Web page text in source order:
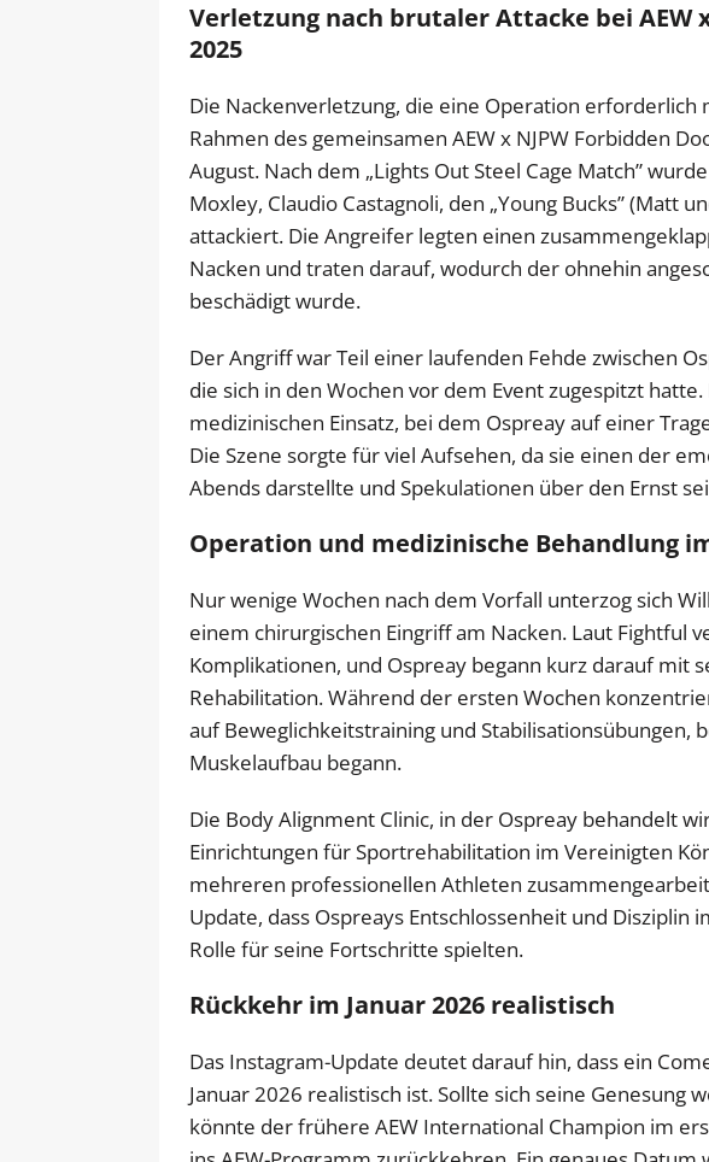
Verletzung nach brutaler Attacke bei AEW
2025
Die Nackenverletzung, die eine Operation erforderlich
Rahmen des gemeinsamen AEW x NJPW Forbidden
August. Nach dem „Lights Out Steel Cage Match”
Moxley, Claudio Castagnoli, den „Young Bucks” (Matt
attackiert. Die Angreifer legten einen
Nacken und traten darauf, wodurch der ohnehin
beschädigt wurde.
Der Angriff war Teil einer laufenden Fehde zwischen
die sich in den Wochen vor dem Event zugespitzt
medizinischen Einsatz, bei dem Ospreay auf einer
Die Szene sorgte für viel Aufsehen, da sie einen der
Abends darstellte und Spekulationen über den Ernst
Operation und medizinische Behandlung
Nur wenige Wochen nach dem Vorfall unterzog sich
einem chirurgischen Eingriff am Nacken. Laut Fightful
Komplikationen, und Ospreay begann kurz darauf mit
Rehabilitation. Während der ersten Wochen
auf Beweglichkeitstraining und Stabilisationsübungen,
Muskelaufbau begann.
Die Body Alignment Clinic, in der Ospreay behandelt
Einrichtungen für Sportrehabilitation im Vereinigten
mehreren professionellen Athleten
Update, dass Ospreays Entschlossenheit und Disziplin
Rolle für seine Fortschritte spielten.
Rückkehr im Januar 2026 realistisch
Das Instagram-Update deutet darauf hin, dass ein
Januar 2026 realistisch ist. Sollte sich seine Genesung
könnte der frühere AEW International Champion im